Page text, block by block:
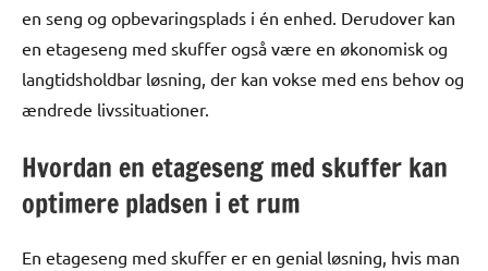
en seng og opbevaringsplads i én enhed. Derudover kan
en etageseng med skuffer også være en økonomisk og
langtidsholdbar løsning, der kan vokse med ens behov og
ændrede livssituationer.
Hvordan en etageseng med skuffer kan
optimere pladsen i et rum
En etageseng med skuffer er en genial løsning, hvis man